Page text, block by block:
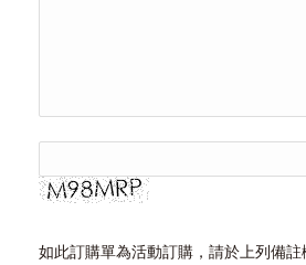
如此訂購單為活動訂購，請於上列備